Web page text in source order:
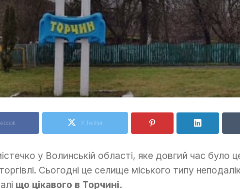
X Twitter
у Волинській області, яке довгий час було
Сьогодні це селище міського типу
що цікавого в Торчині.